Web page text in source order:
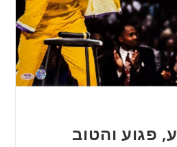
פצוע, פגוע והטוב